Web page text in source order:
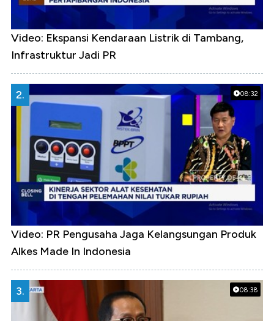
Video: Ekspansi Kendaraan Listrik di Tambang,
Infrastruktur Jadi PR
08:32
2.
Video: PR Pengusaha Jaga Kelangsungan Produk
Alkes Made In Indonesia
08:38
3.